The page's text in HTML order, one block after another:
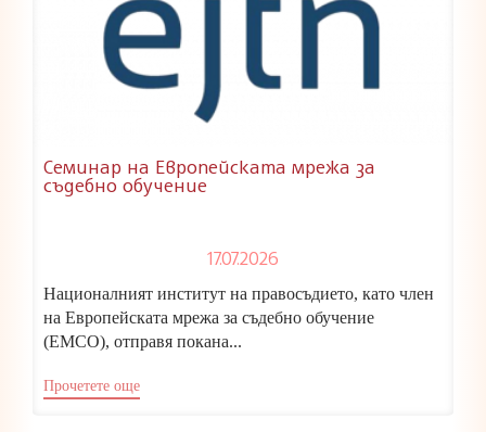
Семинар на Европейската мрежа за
съдебно обучение
17.07.2026
Националният институт на правосъдието, като член
на Европейската мрежа за съдебно обучение
(ЕМСО), отправя покана...
Прочетете още